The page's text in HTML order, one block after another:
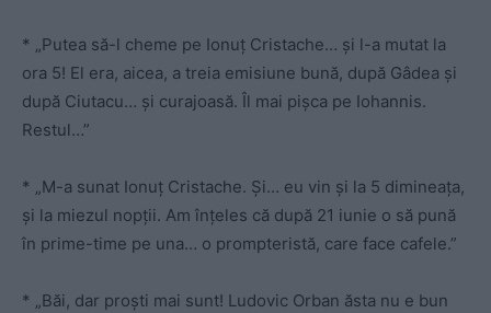
* „Putea să-l cheme pe Ionuț Cristache… și l-a mutat la
ora 5! El era, aicea, a treia emisiune bună, după Gâdea și
după Ciutacu… și curajoasă. Îl mai pișca pe Iohannis.
Restul…”
* „M-a sunat Ionuț Cristache. Și… eu vin și la 5 dimineața,
și la miezul nopții. Am înțeles că după 21 iunie o să pună
în prime-time pe una… o prompteristă, care face cafele.”
* „Băi, dar proști mai sunt! Ludovic Orban ăsta nu e bun